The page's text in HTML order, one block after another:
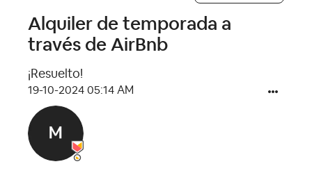
Alquiler de temporada a
través de AirBnb
¡Resuelto!
‎19-10-2024 05:14 AM